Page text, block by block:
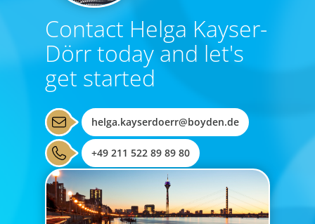
Contact Helga Kayser-
Dörr today and let's
get started
helga.kayserdoerr@boyden.de
+49 211 522 89 89 80